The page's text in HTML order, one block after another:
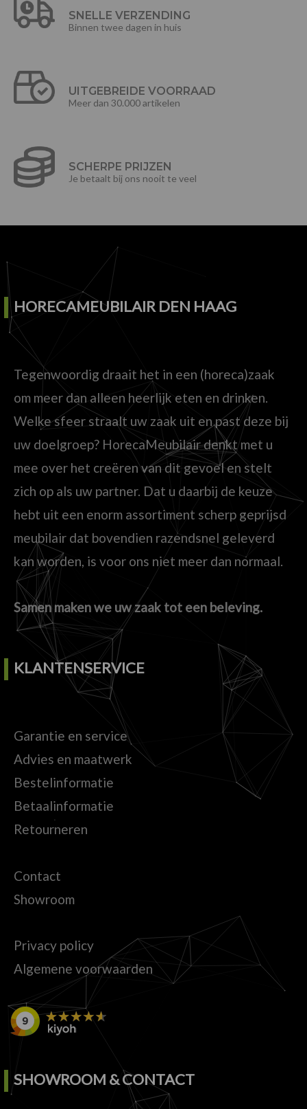
SNELLE VERZENDING
Binnen twee dagen in huis
UITGEBREIDE VOORRAAD
Meer dan 30.000 artikelen
SCHERPE PRIJZEN
Je betaalt bij ons nooit te veel
HORECAMEUBILAIR DEN HAAG
Tegenwoordig draait het in een (horeca)zaak
om meer dan alleen heerlijk eten en drinken.
Welke sfeer straalt uw zaak uit en past deze bij
uw doelgroep? HorecaMeubilair denkt met u
mee over het creëren van dit gevoel en stelt
zich op als uw partner. Dat u daarbij de keuze
hebt uit een enorm assortiment scherp geprijsd
meubilair dat bovendien razendsnel geleverd
kan worden, is voor ons niet meer dan normaal.
Samen maken we uw zaak tot een beleving.
KLANTENSERVICE
Garantie en service
Advies en maatwerk
Bestelinformatie
Betaalinformatie
Retourneren
Contact
Showroom
Privacy policy
Algemene voorwaarden
SHOWROOM & CONTACT